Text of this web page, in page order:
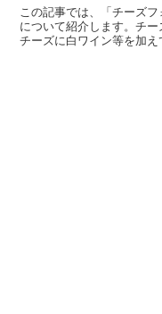
この記事では、「チーズ
について紹介します。チー
チーズに白ワイン等を加え